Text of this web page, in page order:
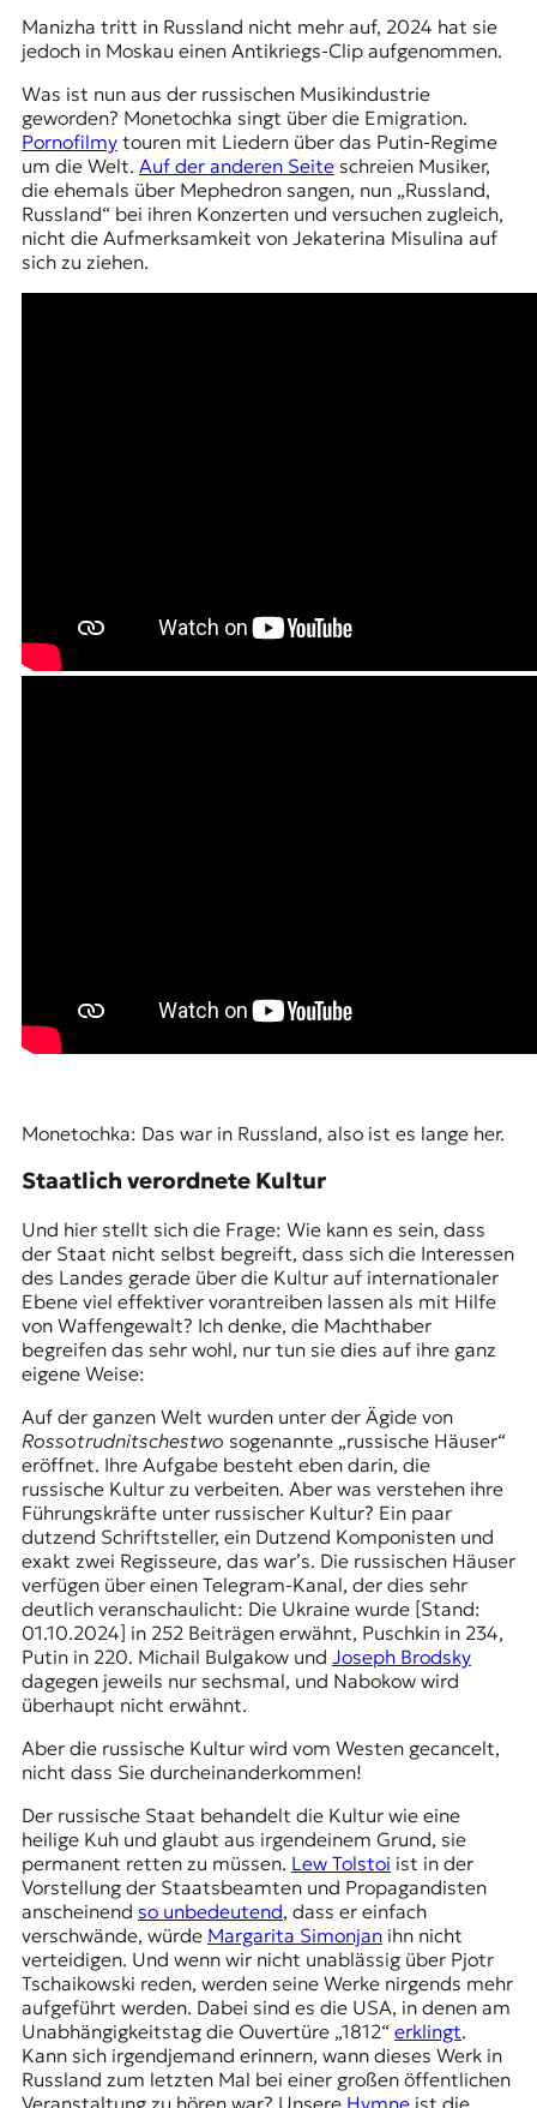
Manizha tritt in Russland nicht mehr auf, 2024 hat sie
jedoch in Moskau einen Antikriegs-Clip aufgenommen.
Was ist nun aus der russischen Musikindustrie
geworden? Monetochka singt über die Emigration.
Pornofilmytouren mit Liedern über das Putin-Regime
um die Welt. Auf der anderen Seiteschreien Musiker,
die ehemals über Mephedron sangen, nun „Russland,
Russland“ bei ihren Konzerten und versuchen zugleich,
nicht die Aufmerksamkeit von Jekaterina Misulina auf
sich zu ziehen.
Monetochka: Das war in Russland, also ist es lange her.
Staatlich verordnete Kultur
Und hier stellt sich die Frage: Wie kann es sein, dass
der Staat nicht selbst begreift, dass sich die Interessen
des Landes gerade über die Kultur auf internationaler
Ebene viel effektiver vorantreiben lassen als mit Hilfe
von Waffengewalt? Ich denke, die Machthaber
begreifen das sehr wohl, nur tun sie dies auf ihre ganz
eigene Weise:
Auf der ganzen Welt wurden unter der Ägide von
Rossotrudnitschestwo sogenannte „russische Häuser“
eröffnet. Ihre Aufgabe besteht eben darin, die
russische Kultur zu verbeiten. Aber was verstehen ihre
Führungskräfte unter russischer Kultur? Ein paar
dutzend Schriftsteller, ein Dutzend Komponisten und
exakt zwei Regisseure, das war’s. Die russischen Häuser
verfügen über einen Telegram-Kanal, der dies sehr
deutlich veranschaulicht: Die Ukraine wurde [Stand:
01.10.2024] in 252 Beiträgen erwähnt, Puschkin in 234,
Putin in 220. Michail Bulgakowund Joseph Brodsky
dagegen jeweils nur sechsmal, und Nabokowwird
überhaupt nicht erwähnt.
Aber die russische Kultur wird vom Westen gecancelt,
nicht dass Sie durcheinanderkommen!
Der russische Staat behandelt die Kultur wie eine
heilige Kuh und glaubt aus irgendeinem Grund, sie
permanent retten zu müssen. Lew Tolstoi ist in der
Vorstellung der Staatsbeamten und Propagandisten
anscheinend so unbedeutend, dass er einfach
verschwände, würde Margarita Simonjanihn nicht
verteidigen. Und wenn wir nicht unablässig über Pjotr
Tschaikowski reden, werden seine Werke nirgends mehr
aufgeführt werden. Dabei sind es die USA, in denen am
Unabhängigkeitstag die Ouvertüre „1812“ erklingt.
Kann sich irgendjemand erinnern, wann dieses Werk in
Russland zum letzten Mal bei einer großen öffentlichen
Veranstaltung zu hören war? Unsere Hymneist die